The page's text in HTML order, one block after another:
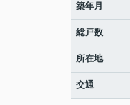
築年月
総戸数
所在地
交通